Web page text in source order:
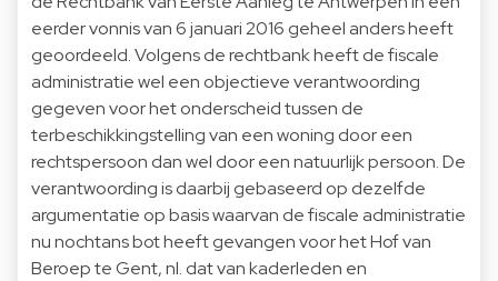
eerder vonnis van 6 januari 2016 geheel anders heeft
geoordeeld. Volgens de rechtbank heeft de fiscale
administratie wel een objectieve verantwoording
gegeven voor het onderscheid tussen de
terbeschikkingstelling van een woning door een
rechtspersoon dan wel door een natuurlijk persoon. De
verantwoording is daarbij gebaseerd op dezelfde
argumentatie op basis waarvan de fiscale administratie
nu nochtans bot heeft gevangen voor het Hof van
Beroep te Gent, nl. dat van kaderleden en